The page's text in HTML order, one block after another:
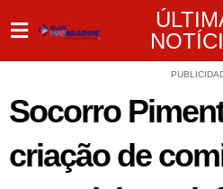
Socorro
criação de